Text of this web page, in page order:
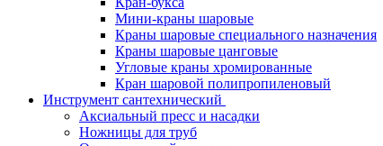
Мини-краны шаровые
Краны шаровые специального назначения
Краны шаровые цанговые
Угловые краны хромированные
Кран шаровой полипропиленовый
Инструмент сантехнический
Аксиальный пресс и насадки
Ножницы для труб